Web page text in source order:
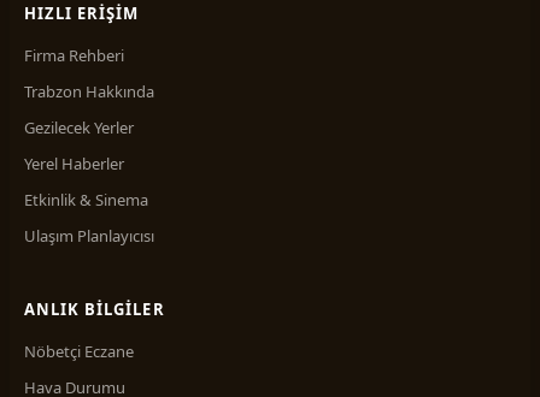
HIZLI ERIŞIM
Firma Rehberi
Trabzon Hakkında
Gezilecek Yerler
Yerel Haberler
Etkinlik & Sinema
Ulaşım Planlayıcısı
ANLIK BILGILER
Nöbetçi Eczane
Hava Durumu